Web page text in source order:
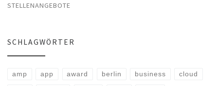
STELLENANGEBOTE
SCHLAGWÖRTER
amp app award berlin business cloud